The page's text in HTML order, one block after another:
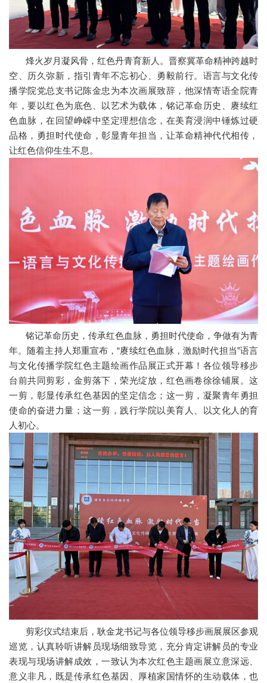
烽火岁月凝风骨，红色丹青育新人。晋察冀革命精神跨越时
空、历久弥新，指引青年不忘初心、勇毅前行。语言与文化传
播学院党总支书记陈金忠为本次画展致辞，他深情寄语全院青
年，要以红色为底色、以艺术为载体，铭记革命历史、赓续红
色血脉，在回望峥嵘中坚定理想信念，在美育浸润中锤炼过硬
品格，勇担时代使命，彰显青年担当，让革命精神代代相传，
让红色信仰生生不息。
铭记革命历史，传承红色血脉，勇担时代使命，争做有为青
年。随着主持人郑重宣布，“赓续红色血脉，激励时代担当”语言
与文化传播学院红色主题绘画作品展正式开幕！各位领导移步
台前共同剪彩，金剪落下，荣光绽放，红色画卷徐徐铺展。这
一剪，彰显传承红色基因的坚定信念；这一剪，凝聚青年勇担
使命的奋进力量；这一剪，践行学院以美育人、以文化人的育
人初心。
剪彩仪式结束后，耿金龙书记与各位领导移步画展展区参观
巡览，认真聆听讲解员现场细致导览，充分肯定讲解员的专业
表现与现场讲解成效，一致认为本次红色主题画展立意深远、
意义非凡，既是传承红色基因、厚植家国情怀的生动载体，也